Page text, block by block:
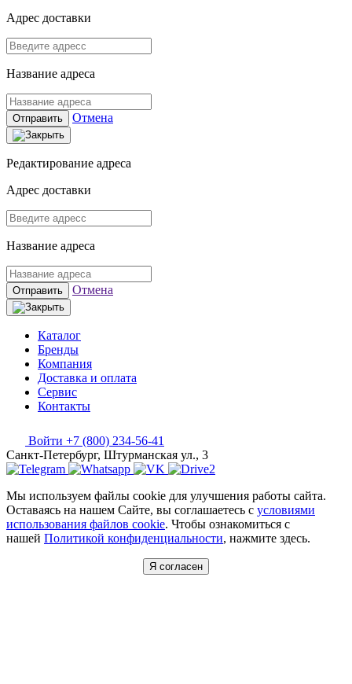
Адрес доставки
Название адреса
Отправить Отмена
Редактирование адреса
Адрес доставки
Название адреса
Отправить Отмена
Каталог
Бренды
Компания
Доставка и оплата
Сервис
Контакты
Войти +7 (800) 234-56-41
Санкт-Петербург, Штурманская ул., 3
Мы используем файлы cookie для улучшения работы сайта.
Оставаясь на нашем Сайте, вы соглашаетесь с условиями
использования файлов cookie. Чтобы ознакомиться с
нашей Политикой конфиденциальности, нажмите здесь.
Я согласен